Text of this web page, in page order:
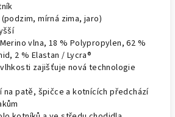
mírná zima, jaro)
vlna, 18 % Polypropylen, 62 %
2 % Elastan / Lycra®
zajišťuje nová technologie
na patě, špičce a kotnících předchází